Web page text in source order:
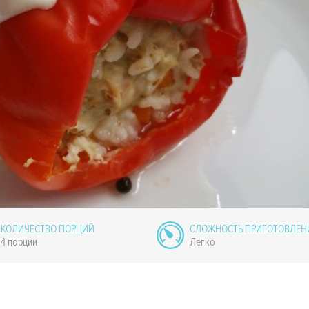
КОЛИЧЕСТВО ПОРЦИЙ
4 порции
СЛОЖНОСТЬ
Легко